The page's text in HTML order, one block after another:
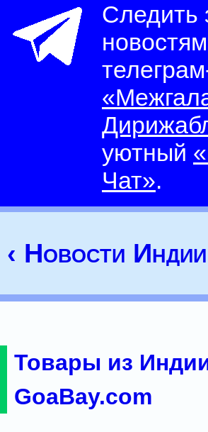
Следить
уютный
Чат».
‹ Новости Индии
Товары из
GoaBay.com